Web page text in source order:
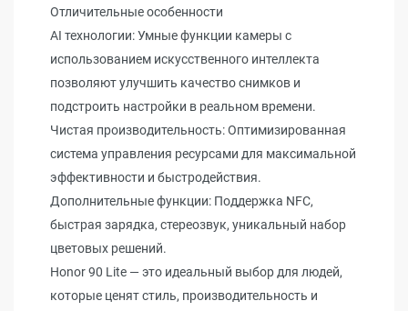
Отличительные особенности
AI технологии: Умные функции камеры с
использованием искусственного интеллекта
позволяют улучшить качество снимков и
подстроить настройки в реальном времени.
Чистая производительность: Оптимизированная
система управления ресурсами для максимальной
эффективности и быстродействия.
Дополнительные функции: Поддержка NFC,
быстрая зарядка, стереозвук, уникальный набор
цветовых решений.
Honor 90 Lite — это идеальный выбор для людей,
которые ценят стиль, производительность и